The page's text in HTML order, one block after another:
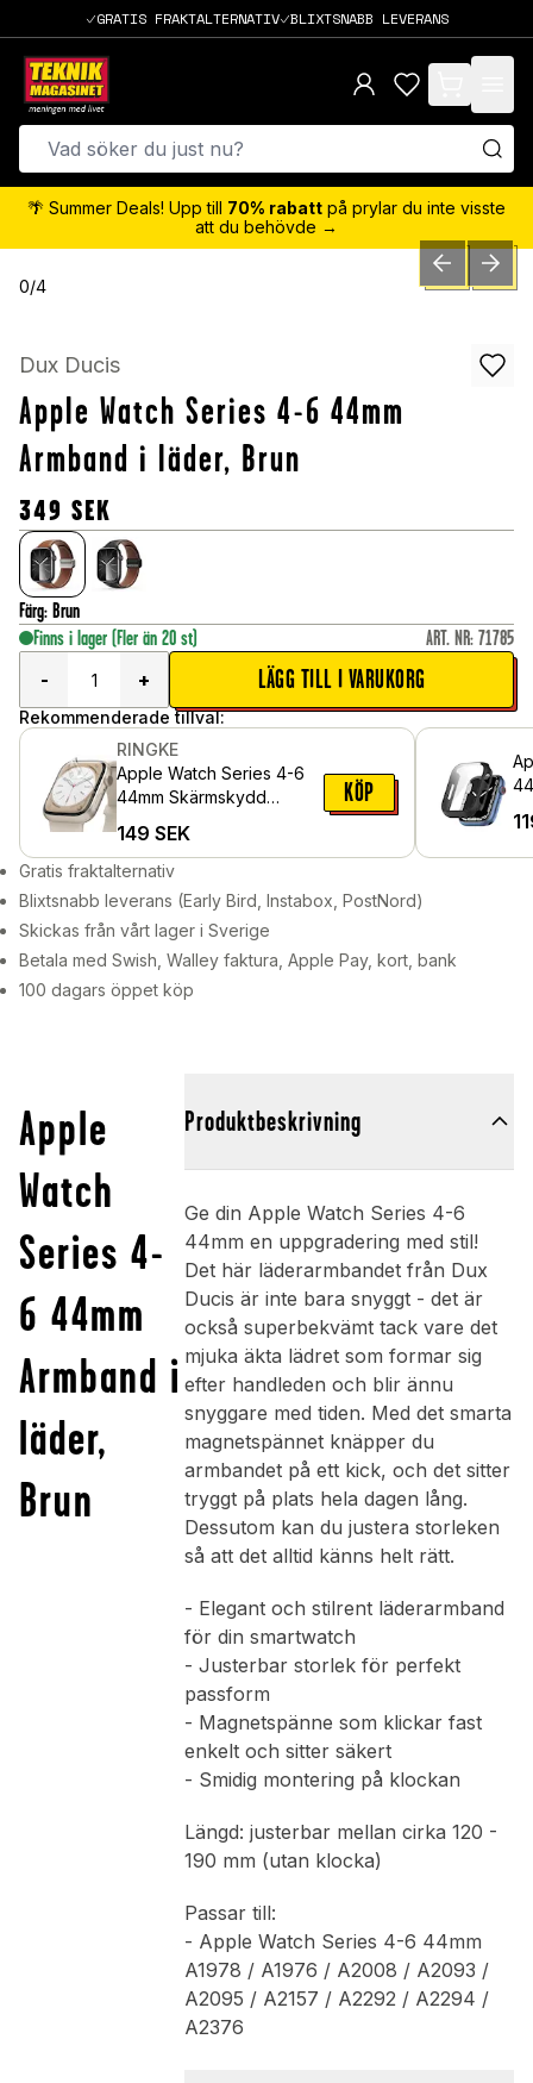
GRATIS FRAKTALTERNATIV BLIXTSNABB LEVERANS
items in cart,
🌴 Summer Deals! Upp till 70% rabatt på prylar du inte visste
att du behövde →
0/4 PREVIOUSNEXT
Dux Ducis
Apple Watch Series 4-6 44mm
Armband i läder, Brun
349 SEK
Färg: Brun
Finns i lager (Fler än 20 st) ART. NR: 71785
-
+ LÄGG TILL I VARUKORG
Rekommenderade tillval:
RINGKE
Apple Watch Series 4-6
44mm Skärmskydd
pack)
149 SEK
KÖP
Gratis fraktalternativ
Blixtsnabb leverans (Early Bird, Instabox, PostNord)
Skickas från vårt lager i Sverige
Betala med Swish, Walley faktura, Apple Pay, kort, bank
100 dagars öppet köp
Apple
Watch
Series 4-
6 44mm
Armband i
läder,
Brun
Produktbeskrivning
Ge din Apple Watch Series 4-6
44mm en uppgradering med stil!
Det här läderarmbandet från Dux
Ducis är inte bara snyggt - det är
också superbekvämt tack vare det
mjuka äkta lädret som formar sig
efter handleden och blir ännu
snyggare med tiden. Med det smarta
magnetspännet knäpper du
armbandet på ett kick, och det sitter
tryggt på plats hela dagen lång.
Dessutom kan du justera storleken
så att det alltid känns helt rätt.
- Elegant och stilrent läderarmband
för din smartwatch
- Justerbar storlek för perfekt
passform
- Magnetspänne som klickar fast
enkelt och sitter säkert
- Smidig montering på klockan
Längd: justerbar mellan cirka 120 -
190 mm (utan klocka)
Passar till:
- Apple Watch Series 4-6 44mm
A1978 / A1976 / A2008 / A2093 /
A2095 / A2157 / A2292 / A2294 /
A2376